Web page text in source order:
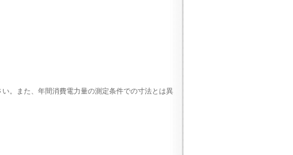
。また、年間消費電力量の測定条件での寸法とは異